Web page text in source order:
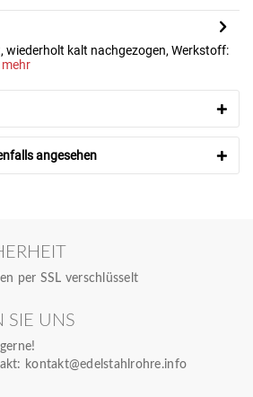
wiederholt kalt nachgezogen, Werkstoff:
mehr
angesehen
per SSL verschlüsselt
SIE UNS
kontakt@edelstahlrohre.info